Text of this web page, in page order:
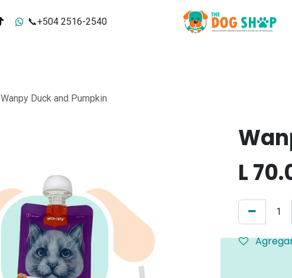
📞+504 2516-2540
Wanpy Duck and Pumpkin
L